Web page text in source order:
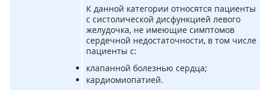
К данной категории относятся пациенты
с систолической дисфункцией левого
желудочка, не имеющие симптомов
сердечной недостаточности, в том числе
пациенты с:
клапанной болезнью сердца;
кардиомиопатией.